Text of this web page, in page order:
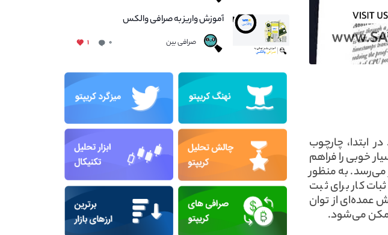
ابتدا، چارچوب
خوبی را فراهم
می‌رسد. به منظور
کار برای ثبت
عمده‌ای از توان
ممکن می‌شود.
آموزش واریز به صرافی والکس
صرافی بین ۰ ۱